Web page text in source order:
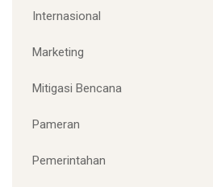
Internasional
Marketing
Mitigasi Bencana
Pameran
Pemerintahan